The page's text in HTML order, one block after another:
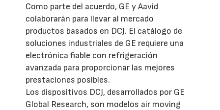
Como parte del acuerdo, GE y Aavid
colaborarán para llevar al mercado
productos basados en DCJ. El catálogo de
soluciones industriales de GE requiere una
electrónica fiable con refrigeración
avanzada para proporcionar las mejores
prestaciones posibles.
Los dispositivos DCJ, desarrollados por GE
Global Research, son modelos air moving